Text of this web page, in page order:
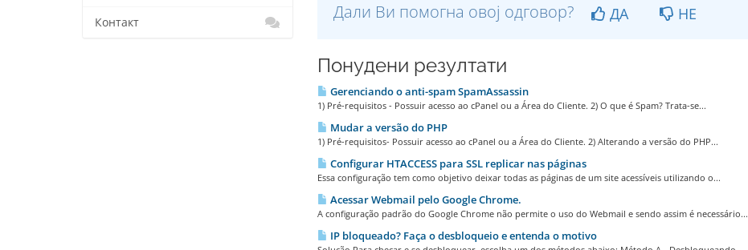
Дали Ви помогна овој одговор? ДА НЕ
Понудени резултати
Gerenciando o anti-spam SpamAssassin
1) Pré-requisitos - Possuir acesso ao cPanel ou a Área do Cliente. 2) O que é Spam? Trata-se...
Mudar a versão do PHP
1) Pré-requisitos- Possuir acesso ao cPanel ou a Área do Cliente. 2) Alterando a versão do PHP...
Configurar HTACCESS para SSL replicar nas páginas
Essa configuração tem como objetivo deixar todas as páginas de um site acessíveis utilizando o...
Acessar Webmail pelo Google Chrome.
A configuração padrão do Google Chrome não permite o uso do Webmail e sendo assim é necessário...
IP bloqueado? Faça o desbloqueio e entenda o motivo
Контакт